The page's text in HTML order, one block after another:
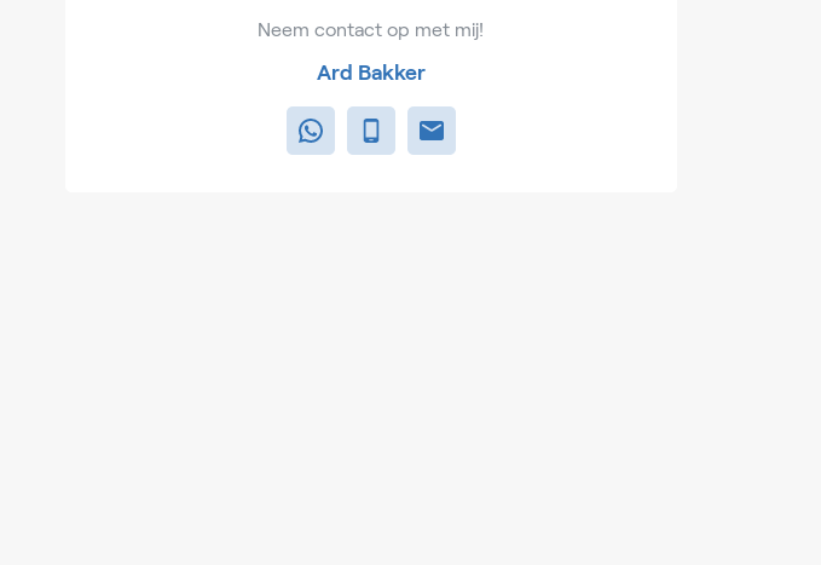
Neem contact op met mij!
Ard Bakker